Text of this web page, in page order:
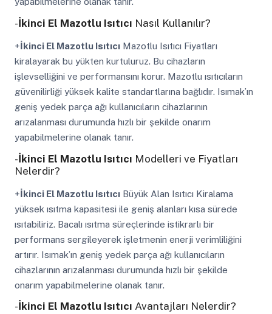
-İkinci El Mazotlu Isıtıcı Nasıl Kullanılır?
+İkinci El Mazotlu IsıtıcıMazotlu Isıtıcı Fiyatları
kiralayarak bu yükten kurtuluruz. Bu cihazların
işlevselliğini ve performansını korur. Mazotlu ısıtıcıların
güvenilirliği yüksek kalite standartlarına bağlıdır. Isımak’ın
geniş yedek parça ağı kullanıcıların cihazlarının
arızalanması durumunda hızlı bir şekilde onarım
yapabilmelerine olanak tanır.
-İkinci El Mazotlu Isıtıcı Modelleri ve Fiyatları
Nelerdir?
+İkinci El Mazotlu IsıtıcıBüyük Alan Isıtıcı Kiralama
yüksek ısıtma kapasitesi ile geniş alanları kısa sürede
ısıtabiliriz. Bacalı ısıtma süreçlerinde istikrarlı bir
performans sergileyerek işletmenin enerji verimliliğini
artırır. Isımak’ın geniş yedek parça ağı kullanıcıların
cihazlarının arızalanması durumunda hızlı bir şekilde
onarım yapabilmelerine olanak tanır.
-İkinci El Mazotlu Isıtıcı Avantajları Nelerdir?